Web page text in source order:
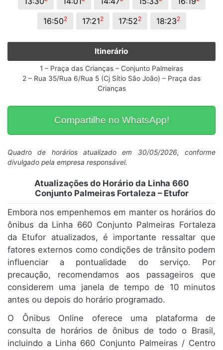
16:502 17:212 17:522 18:232
Itinerário
1 – Praça das Crianças – Conjunto Palmeiras
2 – Rua 35/Rua 6/Rua 5 (Cj Sítio São João) – Praça das
Crianças
Compartilhe no WhatsApp!
Quadro de horários atualizado em 30/05/2026, conforme
divulgado pela empresa responsável.
Atualizações do Horário da Linha 660
Conjunto Palmeiras Fortaleza – Etufor
Embora nos empenhemos em manter os horários do
ônibus da Linha 660 Conjunto Palmeiras Fortaleza
da Etufor atualizados, é importante ressaltar que
fatores externos como condições de trânsito podem
influenciar a pontualidade do serviço. Por
precaução, recomendamos aos passageiros que
considerem uma janela de tempo de 10 minutos
antes ou depois do horário programado.
O Ônibus Online oferece uma plataforma de
consulta de horários de ônibus de todo o Brasil,
incluindo a Linha 660 Conjunto Palmeiras / Centro